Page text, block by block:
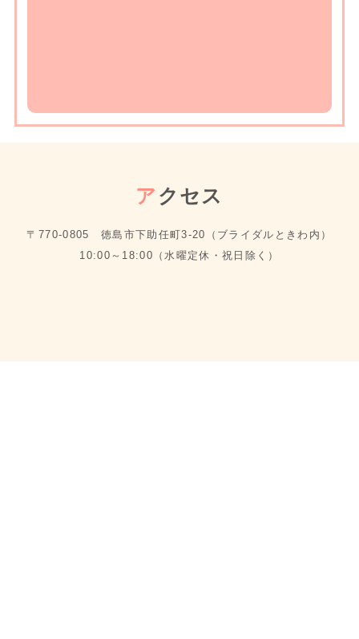
ア クセス
〒770-0805 徳島市下助任町3-20（ブライダルときわ内）
10:00～18:00（水曜定休・祝日除く）